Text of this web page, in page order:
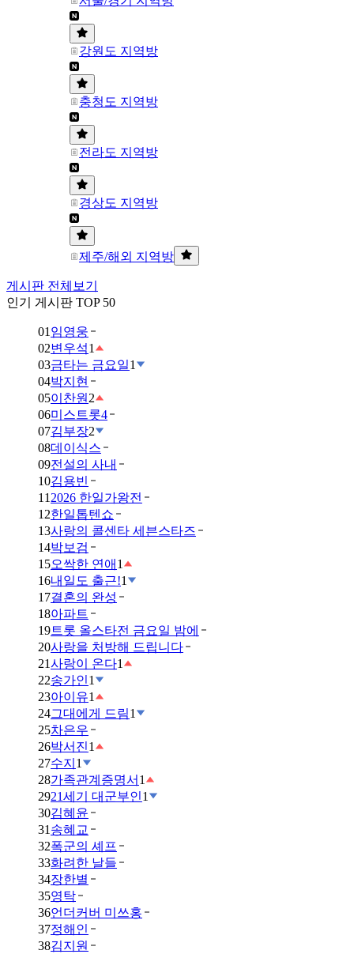
강원도 지역방
충청도 지역방
전라도 지역방
경상도 지역방
제주/해외 지역방
게시판 전체보기
인기 게시판 TOP 50
01 임영웅
02변우석1
03금타는 금요일1
04박지현
05이찬원 2
06미스트롯4
07김부장2
08데이식스
09전설의 사내
10김용빈
11 2026 한일가왕전
12한일톱텐쇼
13사랑의 콜센타 세븐스타즈
14박보검
15오싹한 연애 1
16내일도 출근!1
17결혼의 완성
18아파트
19트롯 올스타전 금요일 밤에
20사랑을 처방해 드립니다
21사랑이 온다1
22송가인1
23아이유1
24그대에게 드림1
25차은우
26박서진1
27수지 1
28가족관계증명서 1
2921세기 대군부인1
30김혜윤
31 송혜교
32폭군의 셰프
33화려한 날들
34장한별
35영탁
36언더커버 미쓰홍
37정해인
38김지원